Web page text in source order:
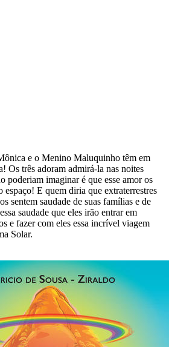
e o Menino Maluquinho têm em
Os três adoram admirá-la nas noites
poderiam imaginar é que esse amor os
espaço! E quem diria que extraterrestres
sentem saudade de suas famílias e de
saudade que eles irão entrar em
e fazer com eles essa incrível viagem
Solar.